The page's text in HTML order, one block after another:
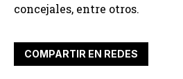
concejales, entre otros.
COMPARTIR EN REDES